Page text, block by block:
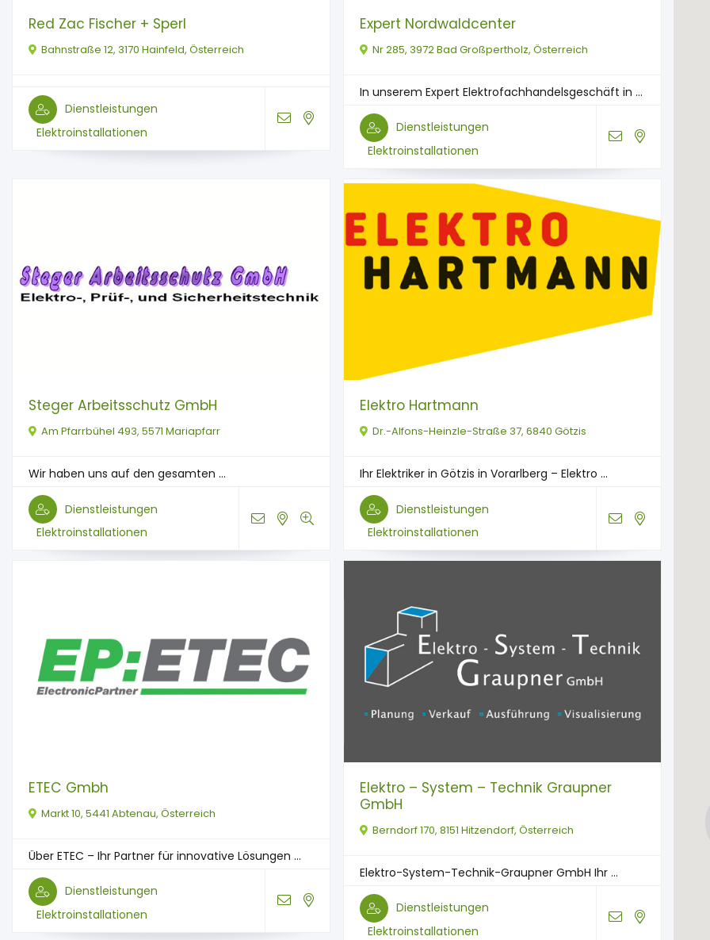
Red Zac Fischer + Sperl
Bahnstraße 12, 3170 Hainfeld, Österreich
Dienstleistungen
Elektroinstallationen
Expert Nordwaldcenter
Nr 285, 3972 Bad Großpertholz, Österreich
In unserem Expert Elektrofachhandelsgeschäft in ...
Dienstleistungen
Elektroinstallationen
Steger Arbeitsschutz GmbH
Am Pfarrbühel 493, 5571 Mariapfarr
Wir haben uns auf den gesamten ...
Dienstleistungen
Elektroinstallationen
Elektro Hartmann
Dr.-Alfons-Heinzle-Straße 37, 6840 Götzis
Ihr Elektriker in Götzis in Vorarlberg – Elektro ...
Dienstleistungen
Elektroinstallationen
ETEC Gmbh
Markt 10, 5441 Abtenau, Österreich
Über ETEC – Ihr Partner für innovative Lösungen ...
Dienstleistungen
Elektroinstallationen
Elektro – System – Technik Graupner
GmbH
Berndorf 170, 8151 Hitzendorf, Österreich
Elektro-System-Technik-Graupner GmbH Ihr ...
Dienstleistungen
Elektroinstallationen